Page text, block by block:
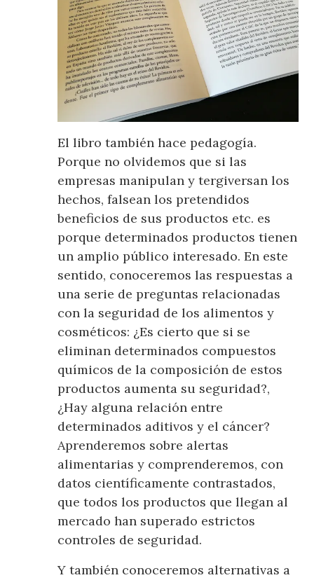
El libro también hace pedagogía.
Porque no olvidemos que si las
empresas manipulan y tergiversan los
hechos, falsean los pretendidos
beneficios de sus productos etc. es
porque determinados productos tienen
un amplio público interesado. En este
sentido, conoceremos las respuestas a
una serie de preguntas relacionadas
con la seguridad de los alimentos y
cosméticos: ¿Es cierto que si se
eliminan determinados compuestos
químicos de la composición de estos
productos aumenta su seguridad?,
¿Hay alguna relación entre
determinados aditivos y el cáncer?
Aprenderemos sobre alertas
alimentarias y comprenderemos, con
datos científicamente contrastados,
que todos los productos que llegan al
mercado han superado estrictos
controles de seguridad.
Y también conoceremos alternativas a